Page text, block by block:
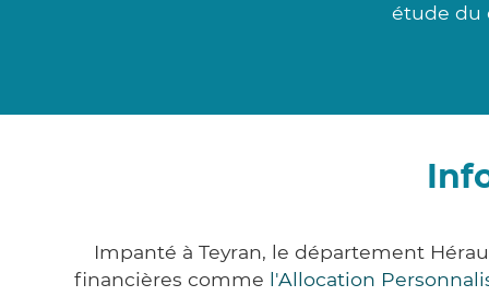
étude du
Impanté à Teyran, le département
financières comme l'Allocation